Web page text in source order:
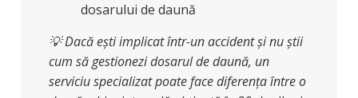
dosarului de daună
💡 Dacă ești implicat într-un accident și nu știi
cum să gestionezi dosarul de daună, un
serviciu specializat poate face diferența între o